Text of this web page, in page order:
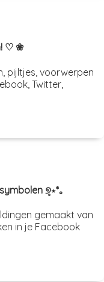
♡ ❀
pijltjes, voorwerpen
Twitter,
୭̥⋆*｡
gemaakt van
in je Facebook